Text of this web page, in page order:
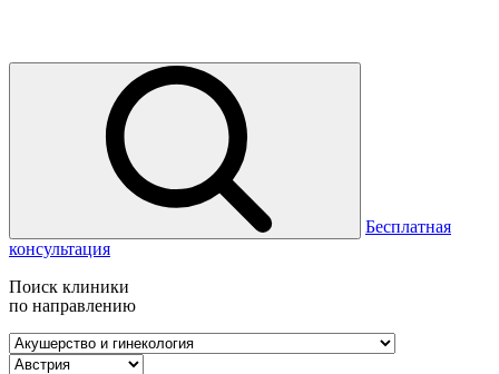
Бесплатная
консультация
Поиск клиники
по направлению